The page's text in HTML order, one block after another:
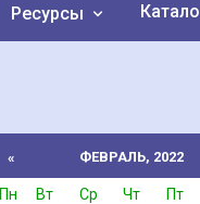
Ресурсы
« ФЕВРАЛЬ, 2022
Пн Вт Ср Чт Пт